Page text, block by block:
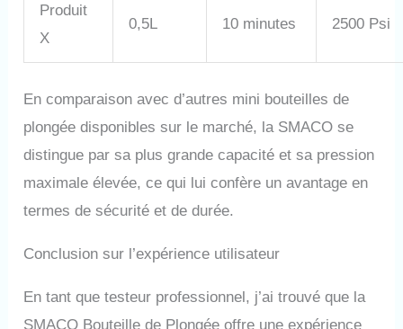
Produit
X
0,5L 10 minutes 2500 Psi
En comparaison avec d’autres mini bouteilles de
plongée disponibles sur le marché, la SMACO se
distingue par sa plus grande capacité et sa pression
maximale élevée, ce qui lui confère un avantage en
termes de sécurité et de durée.
Conclusion sur l’expérience utilisateur
En tant que testeur professionnel, j’ai trouvé que la
SMACO Bouteille de Plongée offre une expérience